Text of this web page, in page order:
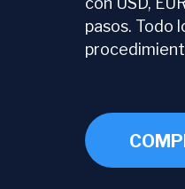
pasos. Todo